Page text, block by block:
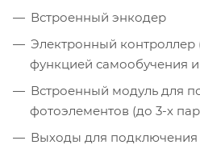
Встроенный энкодер
Электронный контроллер
функцией самообучения
Встроенный модуль для
фотоэлементов (до 3-х
Выходы для подключения